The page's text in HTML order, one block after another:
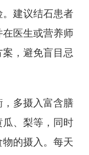
建议结石患者
医生或营养师
，避免盲目忌
多摄入富含膳
、梨等，同时
的摄入。每天